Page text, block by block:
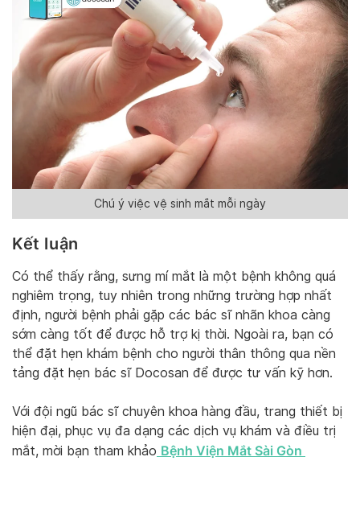
Chú ý việc vệ sinh mắt mỗi ngày
Kết luận
Có thể thấy rằng, sưng mí mắt là một bệnh không quá
nghiêm trọng, tuy nhiên trong những trường hợp nhất
định, người bệnh phải gặp các bác sĩ nhãn khoa càng
sớm càng tốt để được hỗ trợ kị thời. Ngoài ra, bạn có
thể đặt hẹn khám bệnh cho người thân thông qua nền
tảng đặt hẹn bác sĩ Docosan để được tư vấn kỹ hơn.
Với đội ngũ bác sĩ chuyên khoa hàng đầu, trang thiết bị
hiện đại, phục vụ đa dạng các dịch vụ khám và điều trị
mắt, mời bạn tham khảo Bệnh Viện Mắt Sài Gòn